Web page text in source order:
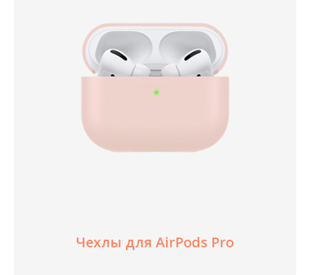
Чехлы для AirPods Pro